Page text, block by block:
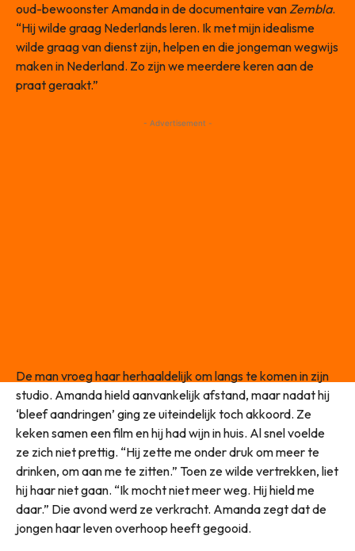
oud-bewoonster Amanda in de documentaire vanZembla.
“Hij wilde graag Nederlands leren. Ik met mijn idealisme
wilde graag van dienst zijn, helpen en die jongeman wegwijs
maken in Nederland. Zo zijn we meerdere keren aan de
praat geraakt.”
- Advertisement -
De man vroeg haar herhaaldelijk om langs te komen in zijn
studio. Amanda hield aanvankelijk afstand, maar nadat hij
‘bleef aandringen’ ging ze uiteindelijk toch akkoord. Ze
keken samen een film en hij had wijn in huis. Al snel voelde
ze zich niet prettig. “Hij zette me onder druk om meer te
drinken, om aan me te zitten.” Toen ze wilde vertrekken, liet
hij haar niet gaan. “Ik mocht niet meer weg. Hij hield me
daar.” Die avond werd ze verkracht. Amanda zegt dat de
jongen haar leven overhoop heeft gegooid.